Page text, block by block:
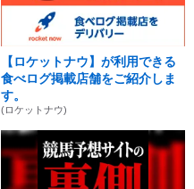
【ロケットナウ】が利用できる
食べログ掲載店舗をご紹介しま
す。
(ロケットナウ)